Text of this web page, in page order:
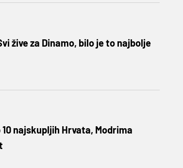
žive za Dinamo, bilo je to najbolje
najskupljih Hrvata, Modrima